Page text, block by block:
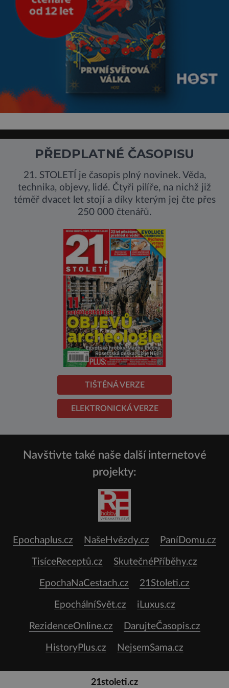
PŘEDPLATNÉ ČASOPISU
21. STOLETÍ je časopis plný novinek. Věda,
technika, objevy, lidé. Čtyři pilíře, na nichž již
téměř dvacet let stojí a díky kterým jej čte přes
250 000 čtenářů.
TIŠTĚNÁ VERZE
ELEKTRONICKÁ VERZE
Navštivte také naše další internetové
projekty:
Epochaplus.cz NašeHvězdy.cz PaníDomu.cz
TisíceReceptů.cz SkutečnéPříběhy.cz
EpochaNaCestach.cz 21Stoleti.cz
EpochálníSvět.cz iLuxus.cz
RezidenceOnline.cz DarujteČasopis.cz
HistoryPlus.cz NejsemSama.cz
21stoleti.cz